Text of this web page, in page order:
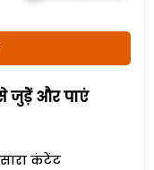
जुड़ेें और पाएं
कंटेंट